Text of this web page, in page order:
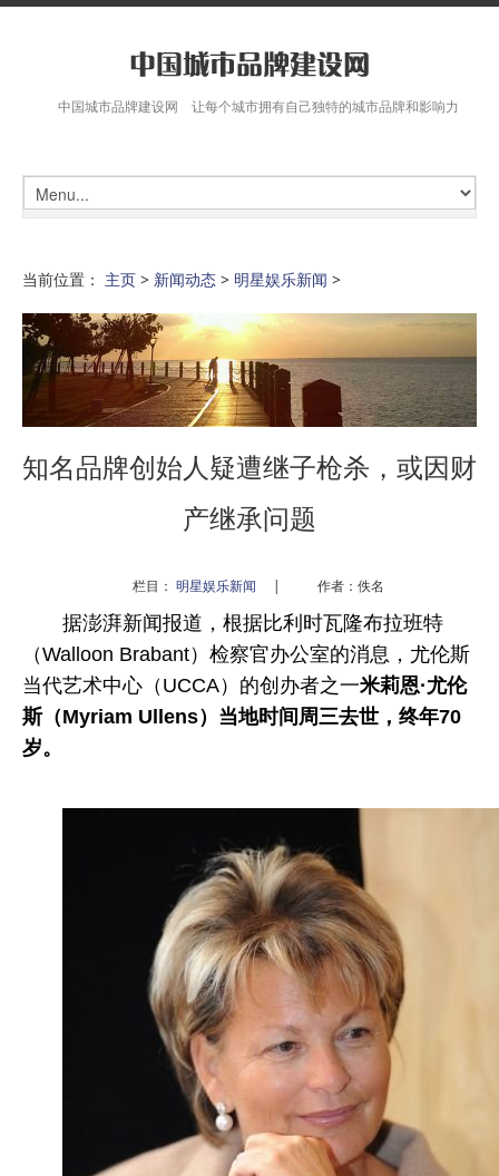
中国城市品牌建设网 让每个城市拥有自己独特的城市品牌和影响力
当前位置： 主页 > 新闻动态 > 明星娱乐新闻 >
知名品牌创始人疑遭继子枪杀，或因财
产继承问题
栏目： 明星娱乐新闻 | 作者：佚名
据澎湃新闻报道，根据比利时瓦隆布拉班特
（Walloon Brabant）检察官办公室的消息，尤伦斯
当代艺术中心（UCCA）的创办者之一米莉恩·尤伦
斯（Myriam Ullens）当地时间周三去世，终年70
岁。